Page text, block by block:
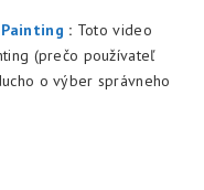
: Toto video
(prečo používateľ
o výber správneho